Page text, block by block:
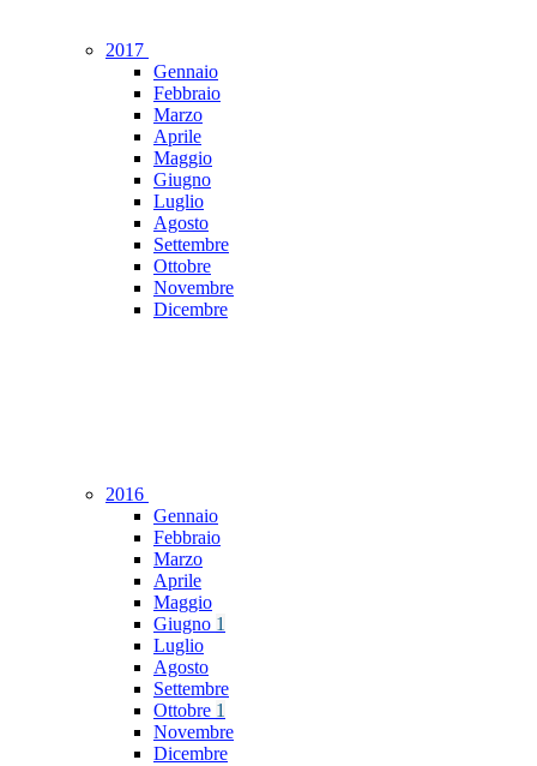
2017
Gennaio
Febbraio
Marzo
Aprile
Maggio
Giugno
Luglio
Agosto
Settembre
Ottobre
Novembre
Dicembre
2016
Gennaio
Febbraio
Marzo
Aprile
Maggio
Giugno 1
Luglio
Agosto
Settembre
Ottobre 1
Novembre
Dicembre